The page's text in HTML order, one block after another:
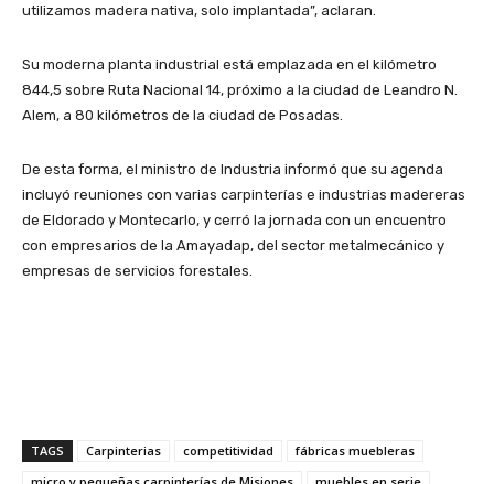
utilizamos madera nativa, solo implantada”, aclaran.
Su moderna planta industrial está emplazada en el kilómetro
844,5 sobre Ruta Nacional 14, próximo a la ciudad de Leandro N.
Alem, a 80 kilómetros de la ciudad de Posadas.
De esta forma, el ministro de Industria informó que su agenda
incluyó reuniones con varias carpinterías e industrias madereras
de Eldorado y Montecarlo, y cerró la jornada con un encuentro
con empresarios de la Amayadap, del sector metalmecánico y
empresas de servicios forestales.
TAGS Carpinterias competitividad
fábricas muebleras